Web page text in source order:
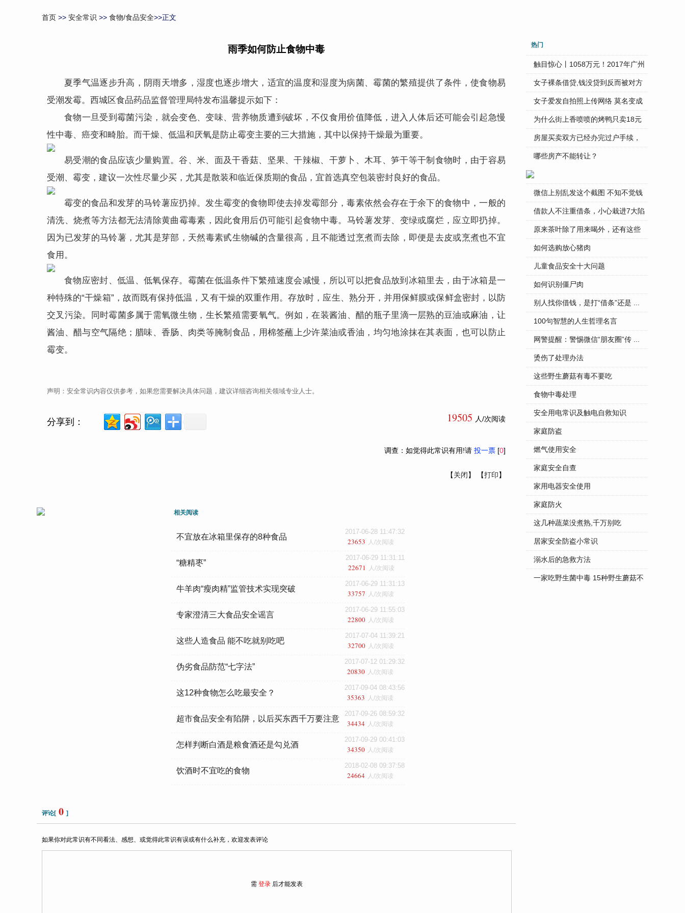
首页 >> 安全常识 >> 食物/食品安全>>正文
雨季如何防止食物中毒
夏季气温逐步升高，阴雨天增多，湿度也逐步增大，适宜的温度和湿度为病菌、霉菌的繁殖提供了条件，使食物易
受潮发霉。西城区食品药品监督管理局特发布温馨提示如下：
食物一旦受到霉菌污染，就会变色、变味、营养物质遭到破坏，不仅食用价值降低，进入人体后还可能会引起急慢
性中毒、癌变和畸胎。而干燥、低温和厌氧是防止霉变主要的三大措施，其中以保持干燥最为重要。
易受潮的食品应该少量购置。谷、米、面及干香菇、坚果、干辣椒、干萝卜、木耳、笋干等干制食物时，由于容易
受潮、霉变，建议一次性尽量少买，尤其是散装和临近保质期的食品，宜首选真空包装密封良好的食品。
霉变的食品和发芽的马铃薯应扔掉。发生霉变的食物即使去掉发霉部分，毒素依然会存在于余下的食物中，一般的
清洗、烧煮等方法都无法清除黄曲霉毒素，因此食用后仍可能引起食物中毒。马铃薯发芽、变绿或腐烂，应立即扔掉。
因为已发芽的马铃薯，尤其是芽部，天然毒素甙生物碱的含量很高，且不能透过烹煮而去除，即便是去皮或烹煮也不宜
食用。
食物应密封、低温、低氧保存。霉菌在低温条件下繁殖速度会减慢，所以可以把食品放到冰箱里去，由于冰箱是一
种特殊的“干燥箱”，故而既有保持低温，又有干燥的双重作用。存放时，应生、熟分开，并用保鲜膜或保鲜盒密封，以防
交叉污染。同时霉菌多属于需氧微生物，生长繁殖需要氧气。例如，在装酱油、醋的瓶子里滴一层熟的豆油或麻油，让
酱油、醋与空气隔绝；腊味、香肠、肉类等腌制食品，用棉签蘸上少许菜油或香油，均匀地涂抹在其表面，也可以防止
霉变。
声明：安全常识内容仅供参考，如果您需要解决具体问题，建议详细咨询相关领域专业人士。
分享到： 19505 人/次阅读
调查：如觉得此常识有用!请 投一票 [0]
【关闭】 【打印】
相关阅读
不宜放在冰箱里保存的8种食品
2017-06-28 11:47:32
23653 人/次阅读
“糖精枣”
2017-06-29 11:31:11
22671 人/次阅读
牛羊肉“瘦肉精”监管技术实现突破
2017-06-29 11:31:13
33757 人/次阅读
专家澄清三大食品安全谣言
2017-06-29 11:55:03
22800 人/次阅读
这些人造食品 能不吃就别吃吧
2017-07-04 11:39:21
32700 人/次阅读
伪劣食品防范“七字法”
2017-07-12 01:29:32
20830 人/次阅读
这12种食物怎么吃最安全？
2017-09-04 08:43:56
35363 人/次阅读
超市食品安全有陷阱，以后买东西千万要注意
2017-09-26 08:59:32
34434 人/次阅读
怎样判断白酒是粮食酒还是勾兑酒
2017-09-29 00:41:03
34350 人/次阅读
饮酒时不宜吃的食物
2018-02-08 09:37:58
24664 人/次阅读
评论[ 0 ]
如果你对此常识有不同看法、感想、或觉得此常识有误或有什么补充，欢迎发表评论
需 登录 后才能发表
热门
触目惊心丨1058万元！2017年广州
...
女子裸条借贷,钱没贷到反而被对方
...
女子爱发自拍照上传网络 莫名变成
...
为什么街上香喷喷的烤鸭只卖18元
...
房屋买卖双方已经办完过户手续，
...
哪些房产不能转让？
微信上别乱发这个截图 不知不觉钱
...
借款人不注重借条，小心栽进7大陷
...
原来茶叶除了用来喝外，还有这些
...
如何选购放心猪肉
儿童食品安全十大问题
如何识别僵尸肉
别人找你借钱，是打“借条”还是 ...
100句智慧的人生哲理名言
网警提醒：警惕微信“朋友圈”传 ...
烫伤了处理办法
这些野生蘑菇有毒不要吃
食物中毒处理
安全用电常识及触电自救知识
家庭防盗
燃气使用安全
家庭安全自查
家用电器安全使用
家庭防火
这几种蔬菜没煮熟,千万别吃
居家安全防盗小常识
溺水后的急救方法
一家吃野生菌中毒 15种野生蘑菇不